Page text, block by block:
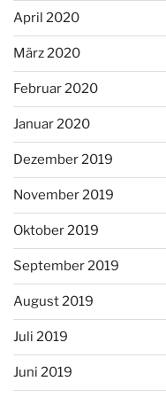
April 2020
März 2020
Februar 2020
Januar 2020
Dezember 2019
November 2019
Oktober 2019
September 2019
August 2019
Juli 2019
Juni 2019